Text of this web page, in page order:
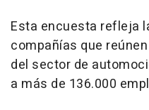
Esta encuesta refleja
compañías que
del sector de
a más de 136.000